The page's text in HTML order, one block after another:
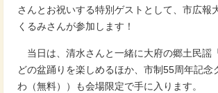
さんとお祝いする特別ゲストとして、市広報
くるみさんが参加します！
当日は、清水さんと一緒に大府の郷土民謡
どの盆踊りを楽しめるほか、市制55周年記念
わ（無料））も会場限定で手に入ります。